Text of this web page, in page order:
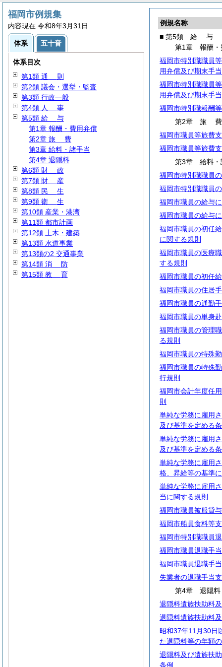
例規名称
■ 第5類 給 与
第1章 報酬・
福岡市特別職職員
用弁償及び期末手
福岡市特別職職員
用弁償及び期末手
福岡市特別職報酬
第2章 旅費
福岡市職員等旅費
福岡市職員等旅費
第3章 給料・
福岡市特別職職員
福岡市特別職職員
福岡市職員の給与
福岡市職員の給与
福岡市職員の初任
に関する規則
福岡市職員の医療
する規則
福岡市職員の初任
福岡市職員の住居
福岡市職員の通勤
福岡市職員の単身
福岡市職員の管理
る規則
福岡市職員の特殊
福岡市職員の特殊
行規則
福岡市会計年度任
則
単純な労務に雇用
及び基準を定める
単純な労務に雇用
及び基準を定める
単純な労務に雇用
格、昇給等の基準
単純な労務に雇用
当に関する規則
福岡市職員被服貸
福岡市船員食料等
福岡市特別職職員
福岡市職員退職手
福岡市職員退職手
失業者の退職手当
第4章 退隠料
退隠料遺族扶助料
退隠料遺族扶助料
昭和37年11月30日
た退隠料等の年額
退隠料及び遺族扶
条例
福岡市例規集
内容現在 令和8年3月31日
体系 五十音
体系目次
第1類 通 則
第2類 議会・選挙・監査
第3類 行政一般
第4類 人 事
第5類 給 与
第1章 報酬・費用弁償
第2章 旅 費
第3章 給料・諸手当
第4章 退隠料
第6類 財 政
第7類 財 産
第8類 民 生
第9類 衛 生
第10類 産業・港湾
第11類 都市計画
第12類 土木・建築
第13類 水道事業
第13類の2 交通事業
第14類 消 防
第15類 教 育